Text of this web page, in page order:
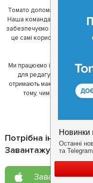
Томато допомагає своїм
Наша команда регулярно
забезпечуємо актуальність
це самі користувачі, які
один
Ми працюємо і з
для редагування
отримають максимум
тому, чим він любить
Потрібна
Завантажуйте
Завантажте у